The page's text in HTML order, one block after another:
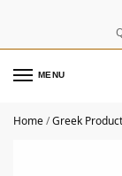
MENU
Home/Greek